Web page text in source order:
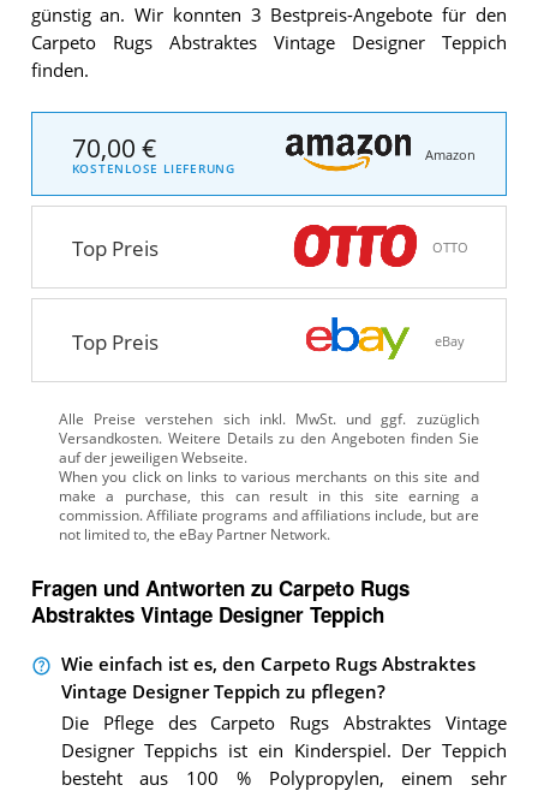
günstig an. Wir konnten 3 Bestpreis-Angebote für den
Carpeto Rugs Abstraktes Vintage Designer Teppich
finden.
70,00 €
KOSTENLOSE LIEFERUNG
Amazon
Top Preis OTTO
Top Preis eBay
Alle Preise verstehen sich inkl. MwSt. und ggf. zuzüglich
Versandkosten. Weitere Details zu den Angeboten finden Sie
auf der jeweiligen Webseite.
Fragen und Antworten zu Carpeto Rugs
Abstraktes Vintage Designer Teppich
Wie einfach ist es, den Carpeto Rugs Abstraktes
Vintage Designer Teppich zu pflegen?
Die Pflege des Carpeto Rugs Abstraktes Vintage
Designer Teppichs ist ein Kinderspiel. Der Teppich
besteht aus 100 % Polypropylen, einem sehr